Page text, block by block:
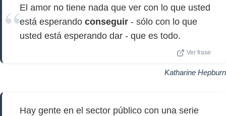
El amor no tiene nada que ver con lo que usted
está esperando conseguir - sólo con lo que
usted está esperando dar - que es todo.
Ver frase
Katharine Hepburn
Hay gente en el sector público con una serie